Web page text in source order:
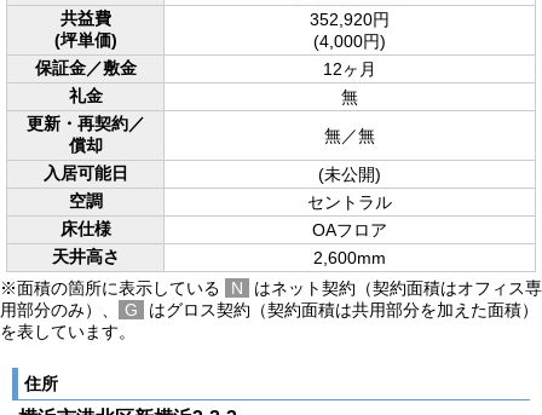
共益費
(坪単価)
352,920円
(4,000円)
保証金／敷金
12ヶ月
礼金
無
更新・再契約／
償却
無／無
入居可能日
(未公開)
空調
セントラル
床仕様
OAフロア
天井高さ
2,600mm
※面積の箇所に表示している
N
はネット契約（契約面積はオフィス専
用部分のみ）、
G
はグロス契約（契約面積は共用部分を加えた面積）
を表しています。
住所